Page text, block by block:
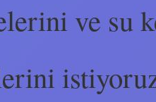
ve su